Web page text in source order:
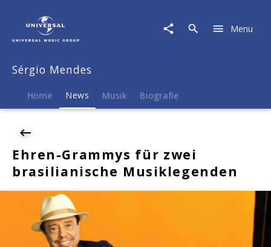
News
Ehren-
zwei
Musiklegenden
Menu
Sérgio Mendes
Home News Musik Biografie
Ehren-Grammys für zwei
brasilianische Musiklegenden